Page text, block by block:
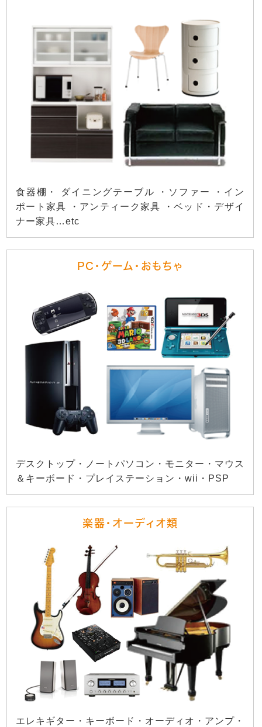
食器棚・ ダイニングテーブル ・ソファー ・イン
ポート家具 ・アンティーク家具 ・ベッド・デザイ
ナー家具…etc
PC・ゲーム・おもちゃ
デスクトップ・ノートパソコン・モニター・マウス
＆キーボード・プレイステーション・wii・PSP
楽器・オーディオ類
エレキギター・キーボード・オーディオ・アンプ・